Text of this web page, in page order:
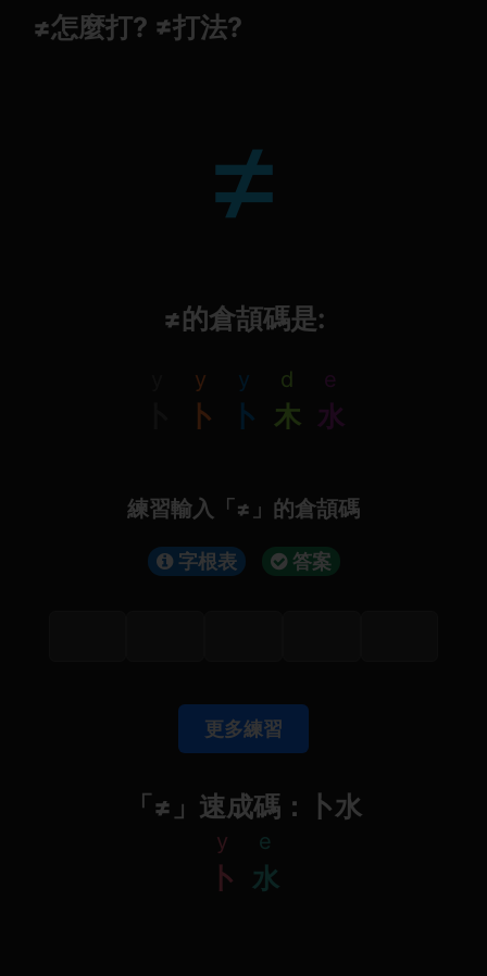
≠怎麼打? ≠打法?
≠
≠的倉頡碼是:
y
卜
y
卜
d
木
e
水
練習輸入「≠」的倉頡碼
字根表 答案
更多練習
「≠」速成碼：卜水
y
卜
e
水